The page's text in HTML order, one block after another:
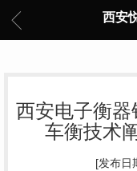
西安
西安电子衡
车衡技术
[发布日